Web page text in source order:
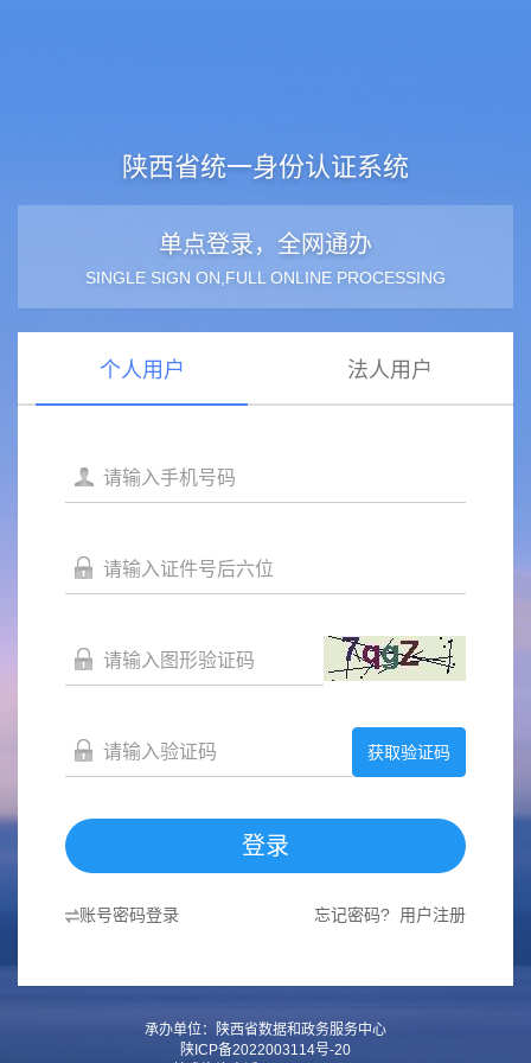
陕西省统一身份认证系统
单点登录，全网通办
SINGLE SIGN ON,FULL ONLINE PROCESSING
个人用户 法人用户
获取验证码
登录
账号密码登录 用户注册
忘记密码?
承办单位：陕西省数据和政务服务中心
陕ICP备2022003114号-20